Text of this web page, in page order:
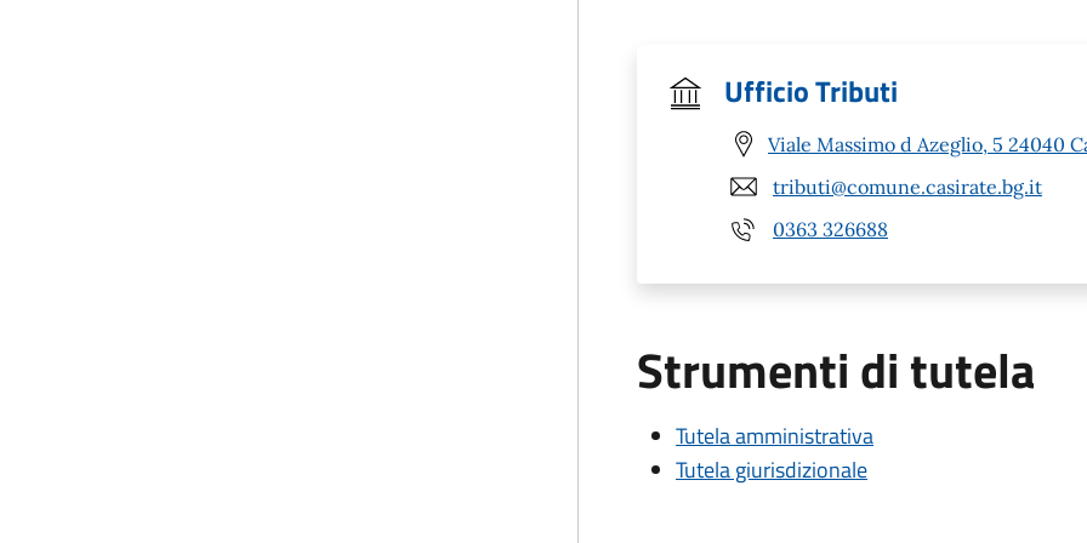
Ufficio Tributi
Viale Massimo d Azeglio, 5 24040
tributi@comune.casirate.bg.it
0363 326688
Strumenti di tutela
Tutela amministrativa
Tutela giurisdizionale